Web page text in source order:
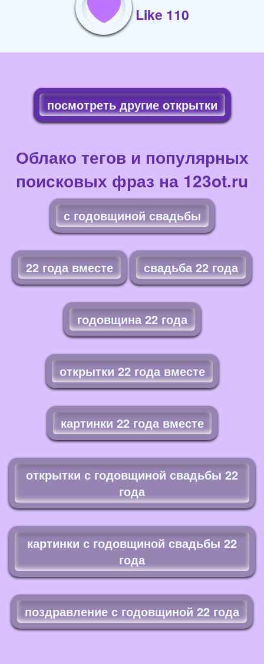
Like 110
посмотреть другие открытки
Облако тегов и популярных
поисковых фраз на 123ot.ru
с годовщиной свадьбы
22 года вместе свадьба 22 года
годовщина 22 года
открытки 22 года вместе
картинки 22 года вместе
открытки с годовщиной свадьбы 22
года
картинки с годовщиной свадьбы 22
года
поздравление с годовщиной 22 года